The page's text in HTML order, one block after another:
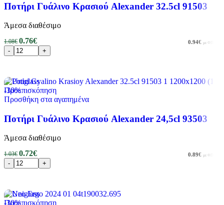
Ποτήρι Γυάλινο Κρασιού Alexander 32.5cl 91503
Άμεσα διαθέσιμο
1.08€ 0.76€ 0.94€ με ΦΠΑ
-30%
Προεπισκόπηση
Προσθήκη στα αγαπημένα
Ποτήρι Γυάλινο Κρασιού Alexander 24,5cl 93503
Άμεσα διαθέσιμο
1.03€ 0.72€ 0.89€ με ΦΠΑ
-30%
Προεπισκόπηση